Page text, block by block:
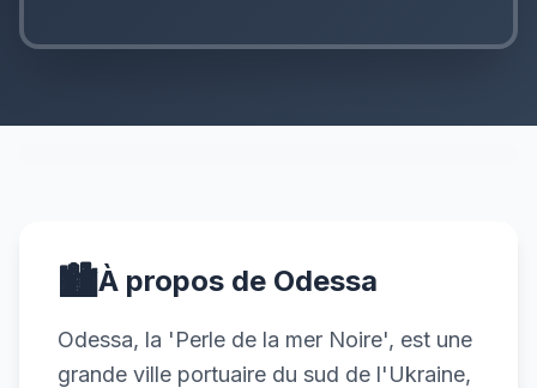
🏙️À propos de Odessa
Odessa, la 'Perle de la mer Noire', est une
grande ville portuaire du sud de l'Ukraine,